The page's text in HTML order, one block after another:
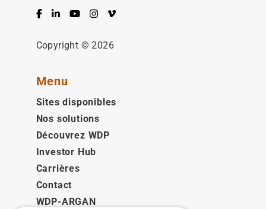
Facebook
LinkedInYouTubeInstagram
Vimeo
Copyright © 2026
Menu
Sites disponibles
Nos solutions
Découvrez WDP
Investor Hub
Carrières
Contact
WDP-ARGAN